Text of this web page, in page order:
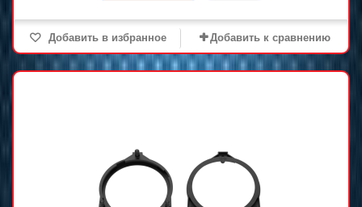
Добавить в избранное Добавить к сравнению